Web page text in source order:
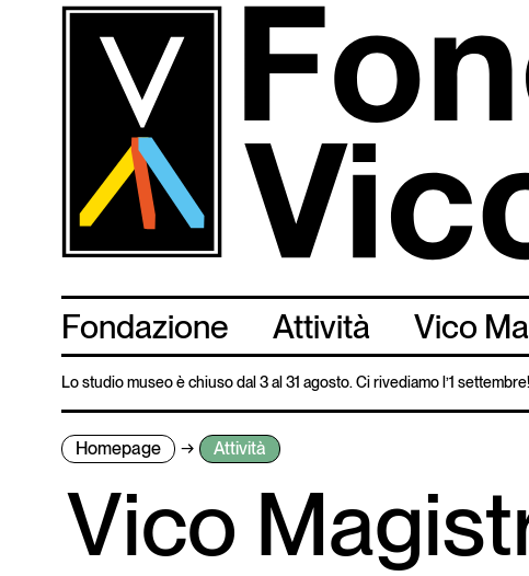
Fondazione Attività Vico
Lo studio museo è chiuso dal 3 al 31 agosto. Ci rivediamo l’1 settembre!
Homepage Attività
Vico